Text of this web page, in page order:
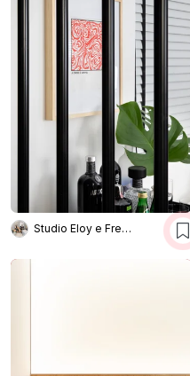
Studio Eloy e Freitas Arquitetura